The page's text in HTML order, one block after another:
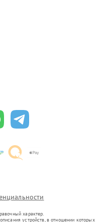
характер.
устройств, в отношении которых